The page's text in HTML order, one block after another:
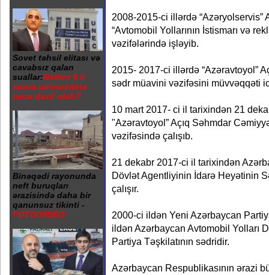
Sovet təhsil elitası və
cavabsız qalan
suallar:Rektor 6 il
sonra universitetə
necə daxil olub?
Binəqədi rayonunda
neft buruqları
ərazisində daha bir
qanunsuz tikinti -
FOTO/VİDEO
2008-2015-ci illərdə “Azəryolservis”
“Avtomobil Yollarının İstismarı və
vəzifələrində işləyib.
2015- 2017-ci illərdə “Azəravtoyol”
sədr müavini vəzifəsini müvvəqqəti
10 mart 2017- ci il tarixindən 21
"Azəravtoyol” Açıq Səhmdar
vəzifəsində çalışıb.
21 dekabr 2017-ci il tarixindən
Dövlət Agentliyinin İdarə Heyətinin
çalışır.
2000-ci ildən Yeni Azərbaycan
ildən Azərbaycan Avtomobil Yolları
Partiya Təşkilatının sədridir.
Azərbaycan Respublikasının ərazi